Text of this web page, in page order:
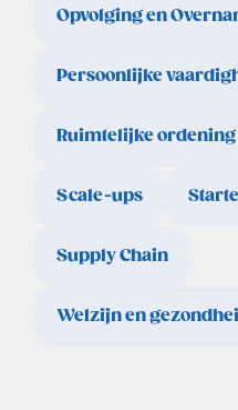
Opvolging en
Persoonlijke
Ruimtelijke
Scale-ups
Supply Chain
Welzijn en